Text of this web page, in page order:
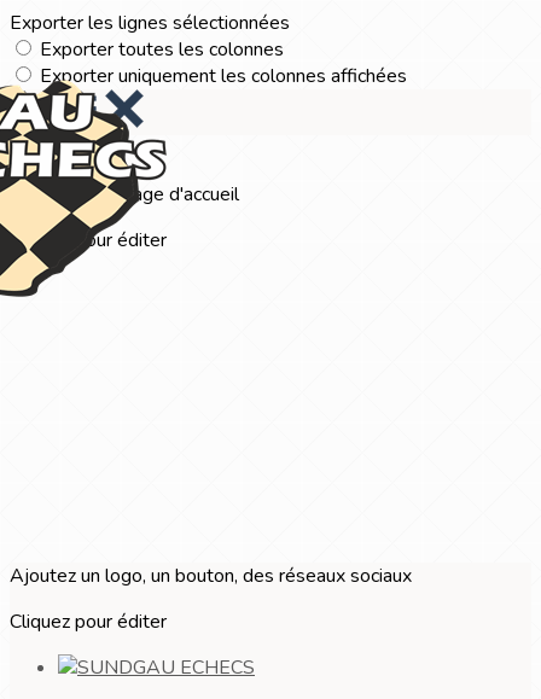
Exporter les lignes sélectionnées
Exporter toutes les colonnes
Exporter uniquement les colonnes affichées
Menu
?>
Images de la page d'accueil
Cliquez pour éditer
Ajoutez un logo, un bouton, des réseaux sociaux
Cliquez pour éditer